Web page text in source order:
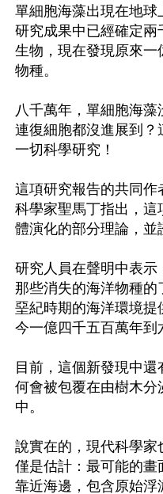
單細胞海藻出現在地
研究成果中已經確定
生物，現在發現原來
物種。
八千萬年，單細胞海
連復細胞都沒進展到
一切科學研究！
這項研究報告的共同
科學家聖馬丁指出，
體演化的部分理論，並
研究人員在聲明中表
那些消失的海洋物種的
堊紀時期的海洋環境
今一億四千五百萬年到
目前，這個新發現中
何會被包覆在由樹木
中。
說實在的，現代科學
僅是估計：最可能的畫
靠近海邊，包含原始浮